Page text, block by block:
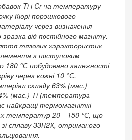
Ti і Cr на температуру
Кюрі порошкового
через визначення
зразка від постійного магніту.
тягових характеристик
з поступовим
180 °С побудовано залежності
через кожні 10 °С.
складу 63% (мас.)
(мас.) Ti (температура
найкращі термомагнітні
температур 20―150 °С, що
сплаву 33Н2Х, отриманого